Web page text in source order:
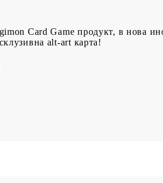
Card Game продукт, в нова
alt-art карта!